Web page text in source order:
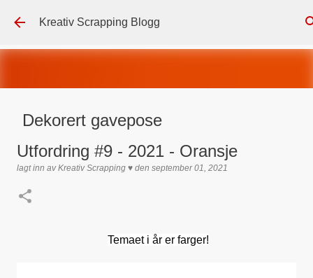
Gå til hovedinnhold
Kreativ Scrapping Blogg
Dekorert gavepose
GAVEPOSE / POSEKORT SIMPLE AND BASIC
Utfordring #9 - 2021 - Oransje
lagt inn avKreativ Scrapping ♥ den september 01, 2021
Temaet i år er farger!